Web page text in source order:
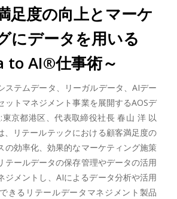
足度の向上とマーケ
にデータを用いる
to AI®仕事術～
ステムデータ、リーガルデータ、AIデー
ットマネジメント事業を展開するAOSデ
東京都港区、代表取締役社長 春山 洋 以
、リテールテックにおける顧客満足度の
の効率化、効果的なマーケティング施策
テールデータの保存管理やデータの活用
ジメントし、AIによるデータ分析や活用
きるリテールデータマネジメント製品